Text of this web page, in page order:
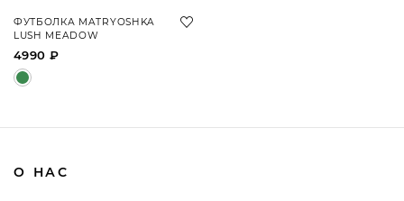
ФУТБОЛКА MATRYOSHKA
LUSH MEADOW
4990 ₽
О НАС